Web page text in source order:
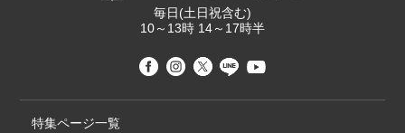
毎日(土日祝含む)
10～13時 14～17時半
特集ページ一覧